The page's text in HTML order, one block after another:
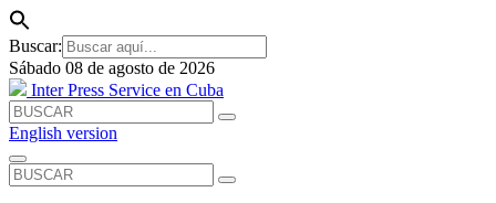
Buscar:
Sábado 08 de agosto de 2026
Inter Press Service en Cuba
English version